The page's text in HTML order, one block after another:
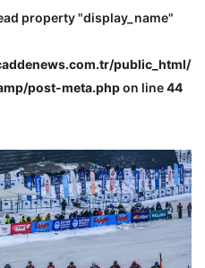
property "display_name"
public_html/
post-meta.phpon line44